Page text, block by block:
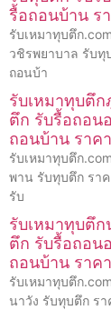
รื้อถอนบ้าน ร
รับเหมาทุบตึก
วชิรพยาบาล รับทุ
ถอนบ้า
รับเหมาทุบตึ
ตึก รับรื้อถอน
ถอนบ้าน ราค
รับเหมาทุบตึก
พาน รับทุบตึก รา
รับ
รับเหมาทุบตึก
ตึก รับรื้อถอน
ถอนบ้าน ราค
รับเหมาทุบตึก
นาวัง รับทุบตึก รา